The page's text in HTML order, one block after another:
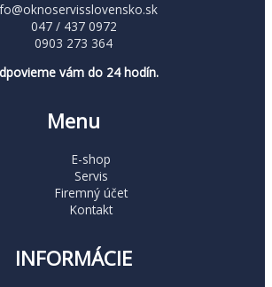
047 / 437 0972
0903 273 364
vám do 24 hodín.
Menu
E-shop
Servis
Firemný účet
Kontakt
INFORMÁCIE